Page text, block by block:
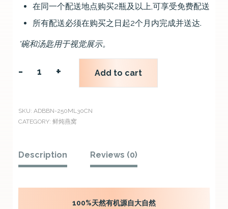
在同一个配送地点购买2瓶及以上,可享受免费配送
所有配送必须在购买之日起2个月内完成并送达.
*碗和汤匙用于视觉展示。
-
鲜
窝
+ Add to cart
SKU: ADBBN-250ML30CN
CATEGORY: 鲜炖燕窝
Description Reviews (0)
100%天然有机源自大自然